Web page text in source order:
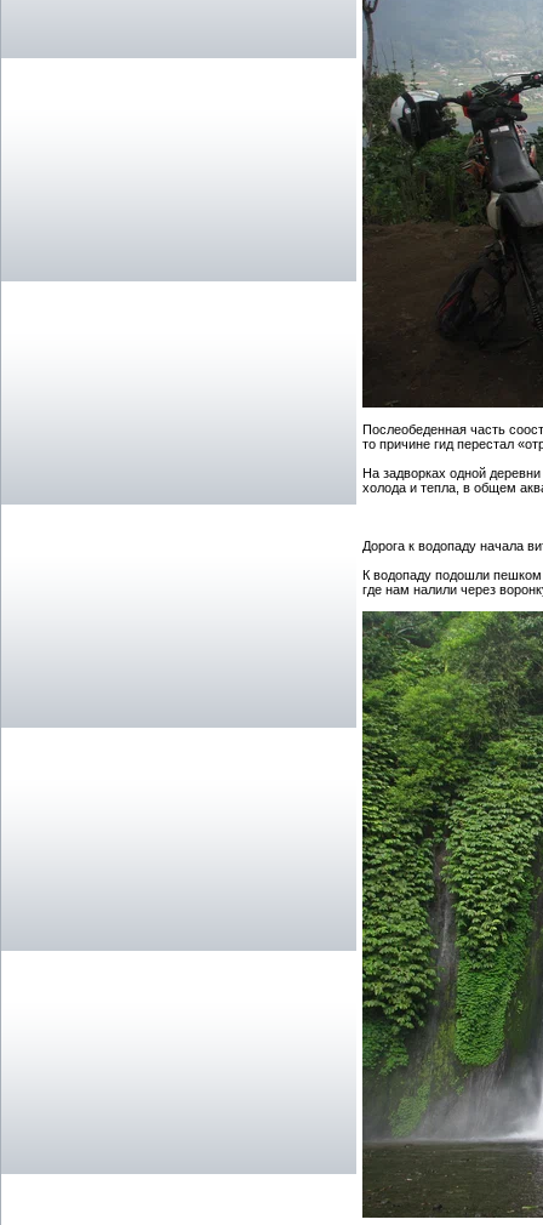
Послеобеденная часть
то причине гид перестал
На задворках одной
холода и тепла, в общем
Дорога к водопаду начала
К водопаду подошли
где нам налили через